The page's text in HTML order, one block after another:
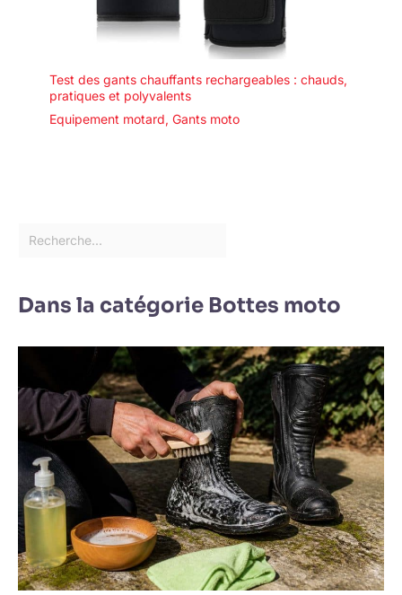
Test des gants chauffants rechargeables : chauds,
pratiques et polyvalents
Equipement motard, Gants moto
Dans la catégorie Bottes moto